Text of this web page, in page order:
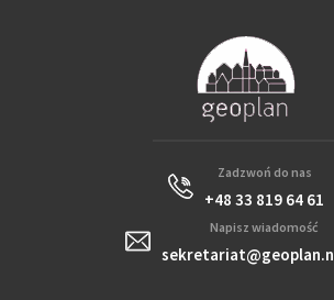
Zadzwoń do nas
+48 33 819 64 61
Napisz wiadomość